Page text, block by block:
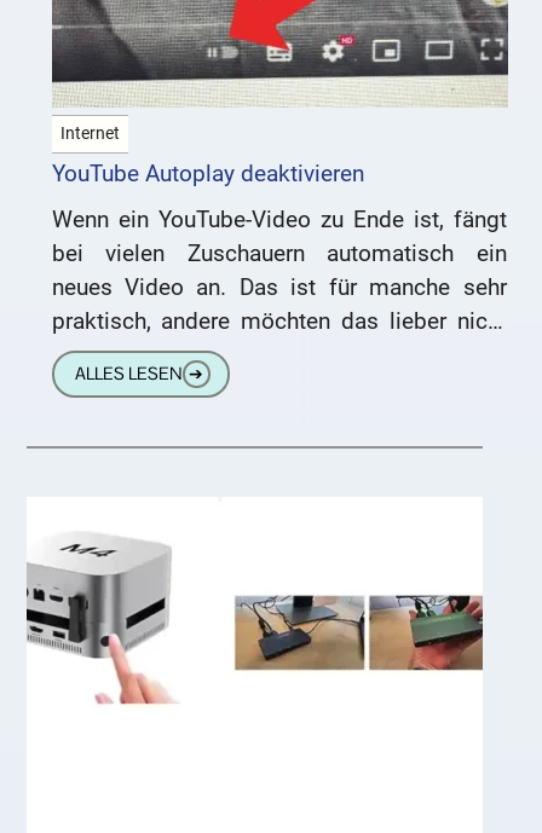
Internet
YouTube Autoplay deaktivieren
Wenn ein YouTube-Video zu Ende ist, fängt
bei vielen Zuschauern automatisch ein
neues Video an. Das ist für manche sehr
praktisch, andere möchten das lieber nicht
haben. Lieber Peter, Du
ALLES LESEN ➔